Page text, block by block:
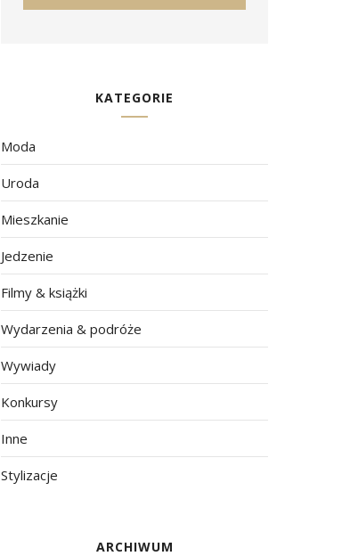
KATEGORIE
Moda
Uroda
Mieszkanie
Jedzenie
Filmy & książki
Wydarzenia & podróże
Wywiady
Konkursy
Inne
Stylizacje
ARCHIWUM